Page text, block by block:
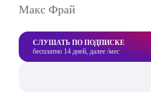
Макс Фрай
СЛУШАТЬ ПО ПОДПИСКЕ
бесплатно 14 дней, далее /мес